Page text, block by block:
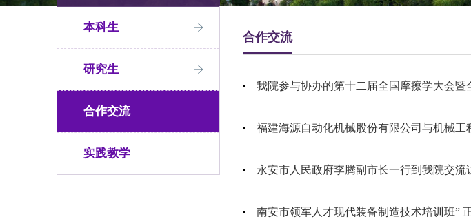
本科生
研究生
合作交流
实践教学
合作交流
我院参与协办的第十二届全国摩擦学大会
福建海源自动化机械股份有限公司与机械
永安市人民政府李腾副市长一行到我院交流
南安市领军人才现代装备制造技术培训班”